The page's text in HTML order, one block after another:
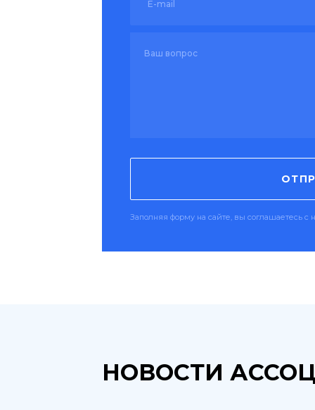
Заполняя форму на сайте, вы соглашаетесь
НОВОСТИ